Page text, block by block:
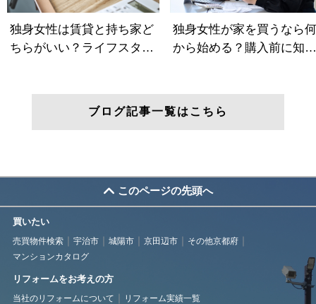
ブログ記事一覧はこちら
このページの先頭へ
買いたい
売買物件検索 宇治市 城陽市 京田辺市
その他京都府
マンションカタログ
リフォームをお考えの方
当社のリフォームについて リフォーム実績一覧